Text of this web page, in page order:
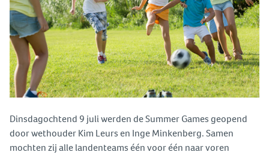
Dinsdagochtend 9 juli werden de Summer Games geopend
door wethouder Kim Leurs en Inge Minkenberg. Samen
mochten zij alle landenteams één voor één naar voren